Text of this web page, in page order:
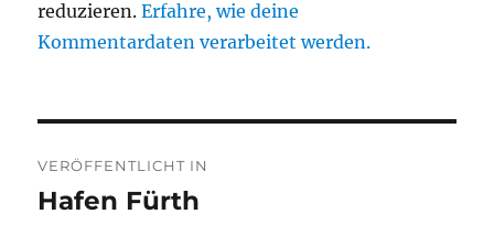
reduzieren.Erfahre, wie deine
Kommentardaten verarbeitet werden.
VERÖFFENTLICHT IN
Hafen Fürth